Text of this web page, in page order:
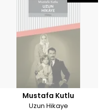
Mustafa Kutlu
Uzun Hikaye